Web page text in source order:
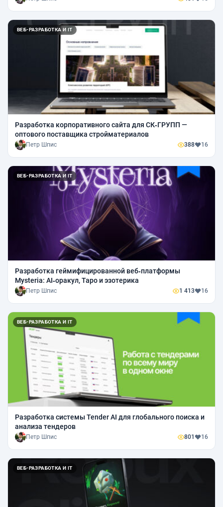
ВЕБ-РАЗРАБОТКА И IT
Разработка корпоративного сайта для СК‑ГРУПП —
оптового поставщика стройматериалов
Петр Шпис 388 16
ВЕБ-РАЗРАБОТКА И IT
Разработка геймифицированной веб‑платформы
Mysteria: AI‑оракул, Таро и эзотерика
Петр Шпис 1 413 16
ВЕБ-РАЗРАБОТКА И IT
Разработка системы Tender AI для глобального поиска и
анализа тендеров
Петр Шпис 801 16
ВЕБ-РАЗРАБОТКА И IT